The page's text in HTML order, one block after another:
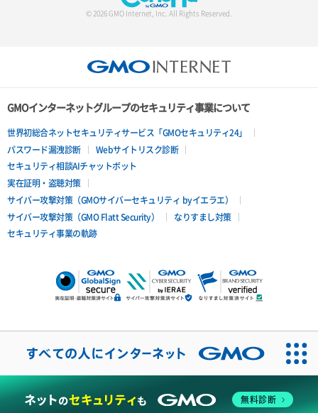
© 2026 GMO Internet, Inc. All Rights Reserved.
GMOインターネットグループのセキュリティ事業について
世界初総合ネットセキュリティサービス「GMOセキュリティ24」
パスワード漏洩診断
Webサイトリスク診断
セキュリティ相談AIチャットボット
実在証明・盗聴対策
サイバー攻撃対策（GMOサイバーセキュリティ byイエラエ）
サイバー攻撃対策（GMO Flatt Security）
なりすまし対策
セキュリティ事業の軌跡
無料診断